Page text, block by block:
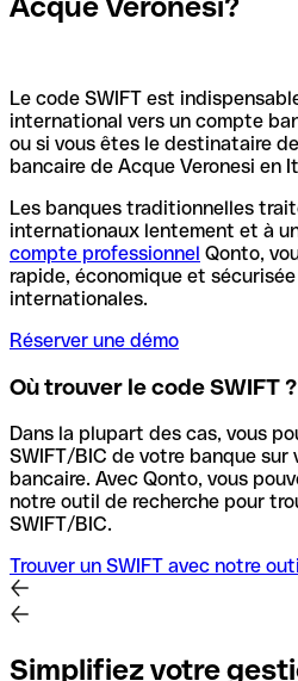
Le code SWIFT est
international vers un compte
ou si vous êtes le destinataire
bancaire de Acque Veronesi en
Les banques traditionnelles
internationaux lentement et à
compte professionnel Qonto,
rapide, économique et
internationales.
Réserver une démo
Où trouver le code SWIFT ?
Dans la plupart des cas, vous
SWIFT/BIC de votre banque sur
bancaire. Avec Qonto, vous
notre outil de recherche pour
SWIFT/BIC.
Trouver un SWIFT avec notre
Simplifiez votre